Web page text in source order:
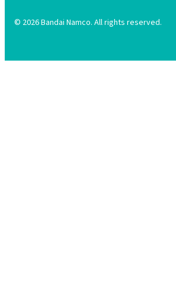
© 2026Bandai Namco. All rights reserved.